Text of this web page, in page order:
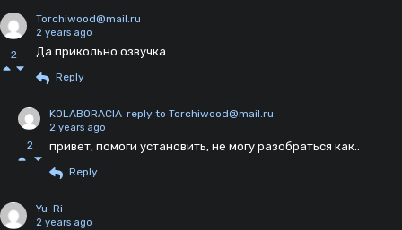
2
Torchiwood@mail.ru
2 years ago
Да прикольно озвучка
Reply
2
KOLABORACIA reply to Torchiwood@mail.ru
2 years ago
привет, помоги установить, не могу разобраться как..
Reply
Yu-Ri
2 years ago